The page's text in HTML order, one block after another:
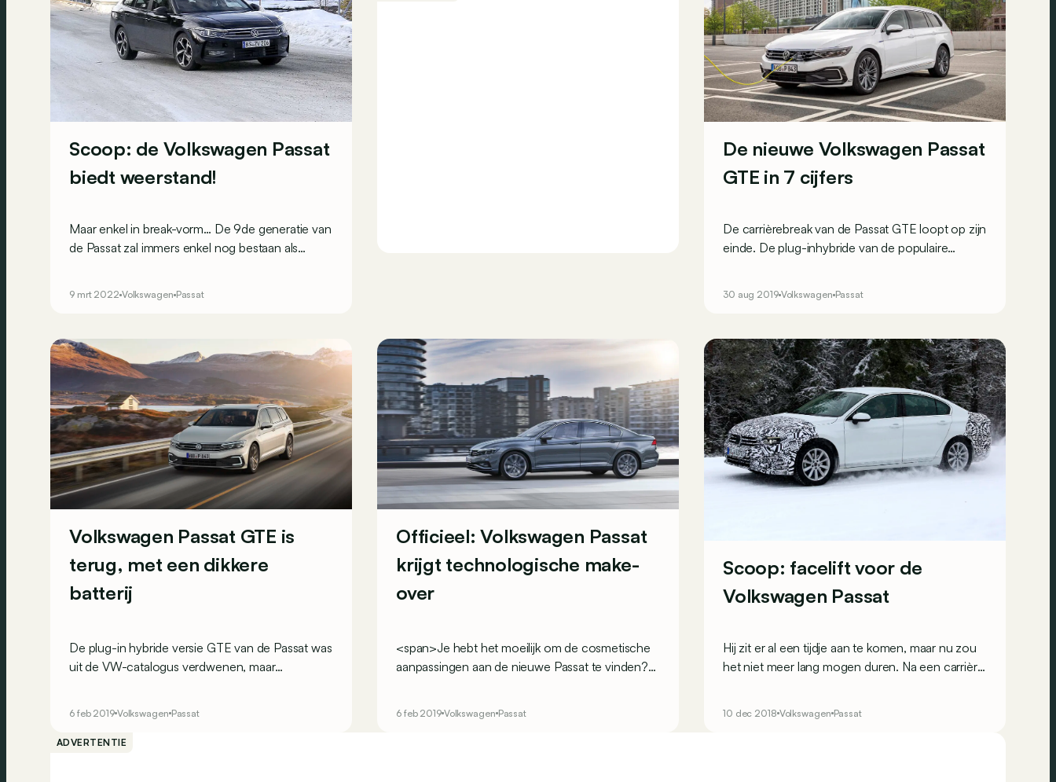
Scoop: de Volkswagen Passat
biedt weerstand!
Maar enkel in break-vorm… De 9de generatie van
de Passat zal immers enkel nog bestaan als
9 mrt 2022 Volkswagen Passat
De nieuwe Volkswagen Passat
GTE in 7 cijfers
De carrièrebreak van de Passat GTE loopt op zijn
einde. De plug-inhybride van de populaire
30 aug 2019 Volkswagen Passat
Volkswagen Passat GTE is
terug, met een dikkere
batterij
De plug-in hybride versie GTE van de Passat was
uit de VW-catalogus verdwenen, maar
6 feb 2019 Volkswagen Passat
Officieel: Volkswagen Passat
krijgt technologische make-
over
<span>Je hebt het moeilijk om de cosmetische
aanpassingen aan de nieuwe Passat te vinden?
dichter bij de premiumwereld te brengen.
6 feb 2019 Volkswagen Passat
Scoop: facelift voor de
Volkswagen Passat
Hij zit er al een tijdje aan te komen, maar nu zou
het niet meer lang mogen duren. Na een carrière
10 dec 2018 Volkswagen Passat
ADVERTENTIE